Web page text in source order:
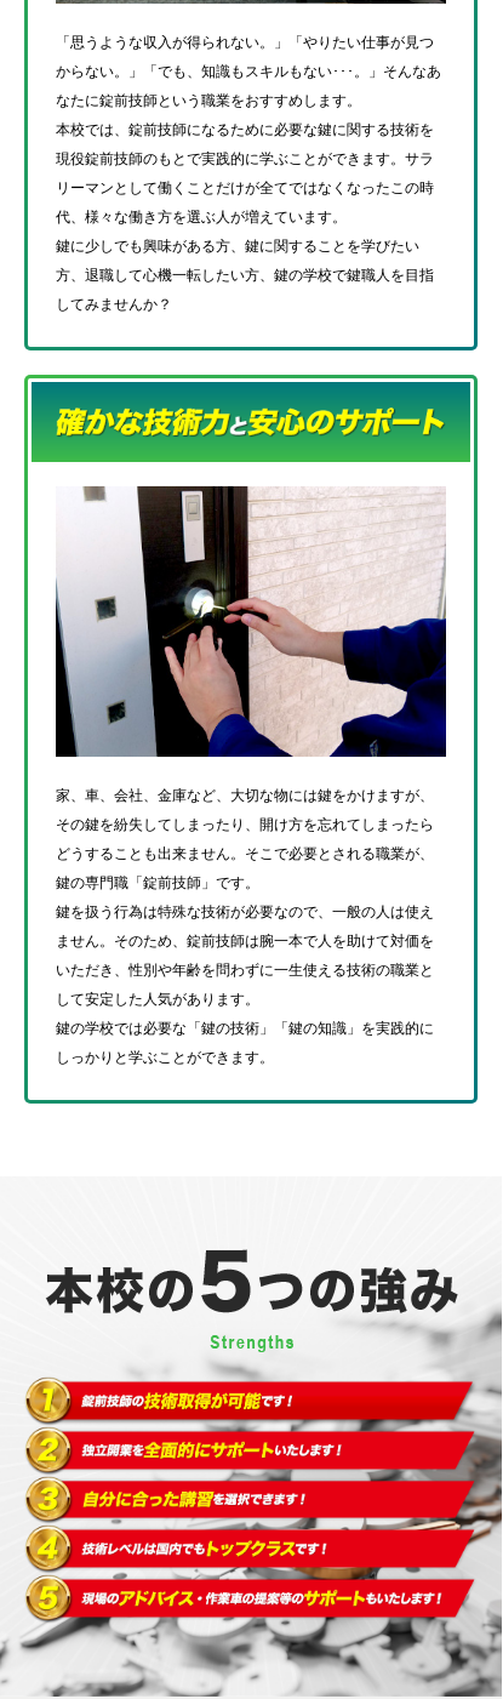
「思うような収入が得られない。」「やりたい仕事が見つ
からない。」「でも、知識もスキルもない･･･。」そんなあ
なたに錠前技師という職業をおすすめします。
本校では、錠前技師になるために必要な鍵に関する技術を
現役錠前技師のもとで実践的に学ぶことができます。サラ
リーマンとして働くことだけが全てではなくなったこの時
代、様々な働き方を選ぶ人が増えています。
鍵に少しでも興味がある方、鍵に関することを学びたい
方、退職して心機一転したい方、鍵の学校で鍵職人を目指
してみませんか？
家、車、会社、金庫など、大切な物には鍵をかけますが、
その鍵を紛失してしまったり、開け方を忘れてしまったら
どうすることも出来ません。そこで必要とされる職業が、
鍵の専門職「錠前技師」です。
鍵を扱う行為は特殊な技術が必要なので、一般の人は使え
ません。そのため、錠前技師は腕一本で人を助けて対価を
いただき、性別や年齢を問わずに一生使える技術の職業と
して安定した人気があります。
鍵の学校では必要な「鍵の技術」「鍵の知識」を実践的に
しっかりと学ぶことができます。